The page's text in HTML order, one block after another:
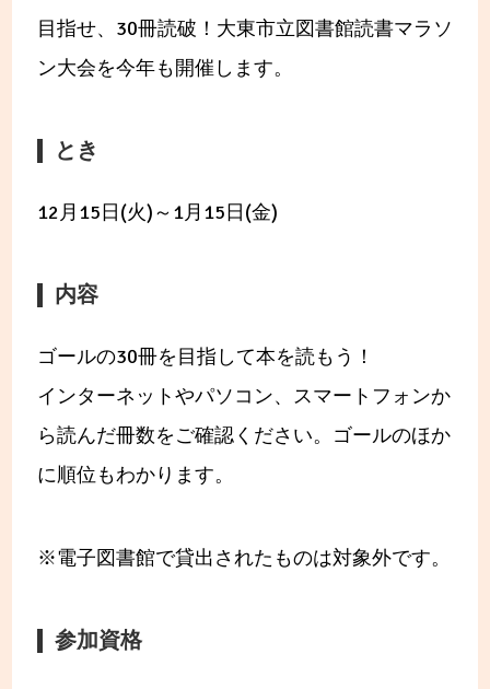
目指せ、30冊読破！大東市立図書館読書マラソ
ン大会を今年も開催します。
とき
12月15日(火)～1月15日(金)
内容
ゴールの30冊を目指して本を読もう！
インターネットやパソコン、スマートフォンか
ら読んだ冊数をご確認ください。ゴールのほか
に順位もわかります。
※電子図書館で貸出されたものは対象外です。
参加資格